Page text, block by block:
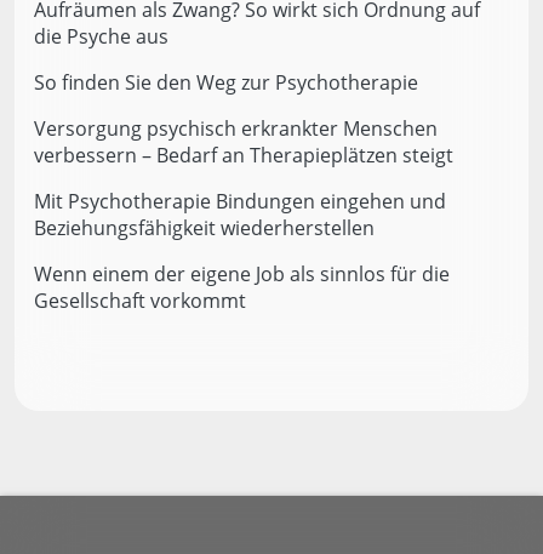
Aufräumen als Zwang? So wirkt sich Ordnung auf
die Psyche aus
So finden Sie den Weg zur Psychotherapie
Versorgung psychisch erkrankter Menschen
verbessern – Bedarf an Therapieplätzen steigt
Mit Psychotherapie Bindungen eingehen und
Beziehungsfähigkeit wiederherstellen
Wenn einem der eigene Job als sinnlos für die
Gesellschaft vorkommt